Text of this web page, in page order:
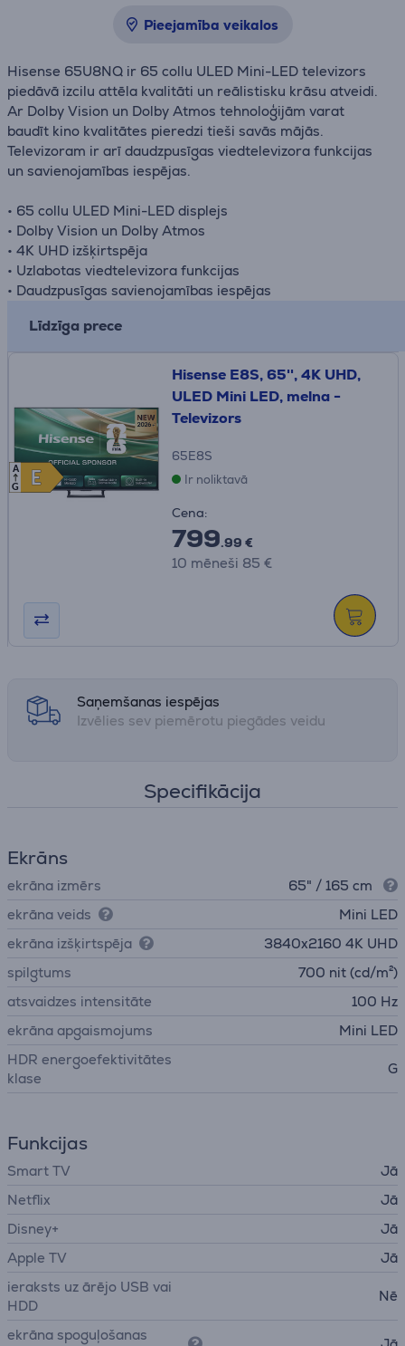
Pieejamība veikalos
Hisense 65U8NQ ir 65 collu ULED Mini-LED televizors
piedāvā izcilu attēla kvalitāti un reālistisku krāsu atveidi.
Ar Dolby Vision un Dolby Atmos tehnoloģijām varat
baudīt kino kvalitātes pieredzi tieši savās mājās.
Televizoram ir arī daudzpusīgas viedtelevizora funkcijas
un savienojamības iespējas.
• 65 collu ULED Mini-LED displejs
• Dolby Vision un Dolby Atmos
• 4K UHD izšķirtspēja
• Uzlabotas viedtelevizora funkcijas
• Daudzpusīgas savienojamības iespējas
Līdzīga prece
E
E
A
G
Hisense E8S, 65'', 4K UHD,
ULED Mini LED, melna -
Televizors
65E8S
Ir noliktavā
Cena:
799.99 €
10 mēneši 85 €
Saņemšanas iespējas
Izvēlies sev piemērotu piegādes veidu
Specifikācija
Ekrāns
ekrāna izmērs
65" / 165 cm
ekrāna veids
Mini LED
ekrāna izšķirtspēja
3840х2160 4K UHD
spilgtums
700 nit (cd/m²)
atsvaidzes intensitāte
100 Hz
ekrāna apgaismojums
Mini LED
HDR energoefektivitātes
klase
G
Funkcijas
Smart TV
Jā
Netflix
Jā
Disney+
Jā
Apple TV
Jā
ieraksts uz ārējo USB vai
HDD
Nē
ekrāna spoguļošanas